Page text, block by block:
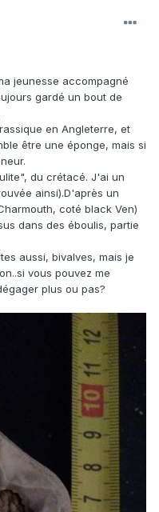
jeunesse accompagné
gardé un bout de
en Angleterre, et
être une éponge, mais si
du crétacé. J'ai un
ainsi).D'après un
coté black Ven)
dans des éboulis, partie
aussi, bivalves, mais je
vous pouvez me
plus ou pas?